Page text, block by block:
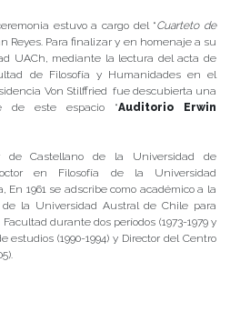
estuvo a cargo del “Cuarteto de
Reyes. Para finalizar y en homenaje a su
UACh, mediante la lectura del acta de
de Filosofía y Humanidades en el
Von Stilffried fue descubierta una
de este espacio “Auditorio Erwin
de Castellano de la Universidad de
en Filosofía de la Universidad
1961 se adscribe como académico a la
de la Universidad Austral de Chile para
durante dos períodos (1973-1979 y
estudios (1990-1994) y Director del Centro